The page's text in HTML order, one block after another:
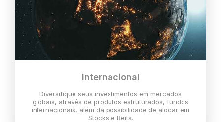
Internacional
Diversifique seus investimentos em mercados
globais, através de produtos estruturados, fundos
internacionais, além da possibilidade de alocar em
Stocks e Reits.